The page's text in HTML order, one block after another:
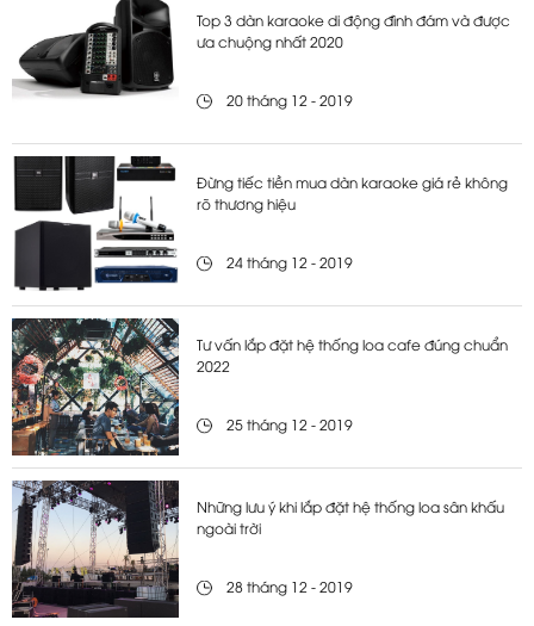
Top 3 dàn karaoke di động đình đám và được
ưa chuộng nhất 2020
20 tháng 12 - 2019
Đừng tiếc tiền mua dàn karaoke giá rẻ không
rõ thương hiệu
24 tháng 12 - 2019
Tư vấn lắp đặt hệ thống loa cafe đúng chuẩn
2022
25 tháng 12 - 2019
Những lưu ý khi lắp đặt hệ thống loa sân khấu
ngoài trời
28 tháng 12 - 2019